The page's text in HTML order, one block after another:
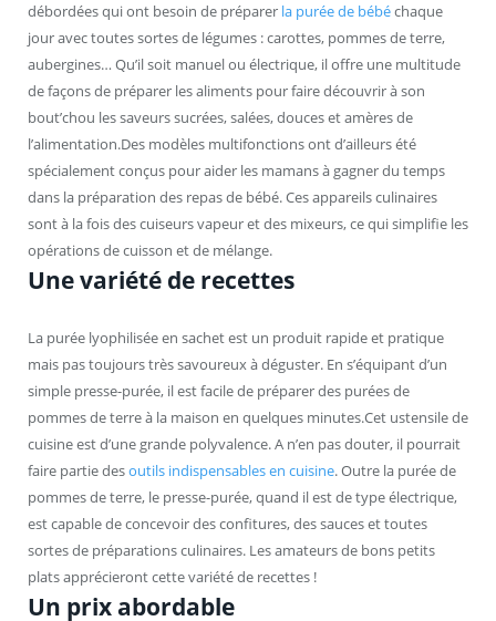
débordées qui ont besoin de préparer la purée de bébéchaque
jour avec toutes sortes de légumes : carottes, pommes de terre,
aubergines… Qu’il soit manuel ou électrique, il offre une multitude
de façons de préparer les aliments pour faire découvrir à son
bout’chou les saveurs sucrées, salées, douces et amères de
l’alimentation.Des modèles multifonctions ont d’ailleurs été
spécialement conçus pour aider les mamans à gagner du temps
dans la préparation des repas de bébé. Ces appareils culinaires
sont à la fois des cuiseurs vapeur et des mixeurs, ce qui simplifie les
opérations de cuisson et de mélange.
Une variété de recettes
La purée lyophilisée en sachet est un produit rapide et pratique
mais pas toujours très savoureux à déguster. En s’équipant d’un
simple presse-purée, il est facile de préparer des purées de
pommes de terre à la maison en quelques minutes.Cet ustensile de
cuisine est d’une grande polyvalence. A n’en pas douter, il pourrait
faire partie desoutils indispensables en cuisine. Outre la purée de
pommes de terre, le presse-purée, quand il est de type électrique,
est capable de concevoir des confitures, des sauces et toutes
sortes de préparations culinaires. Les amateurs de bons petits
plats apprécieront cette variété de recettes !
Un prix abordable